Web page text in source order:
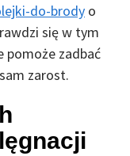
do-brody o
się w tym
pomoże zadbać
zarost.